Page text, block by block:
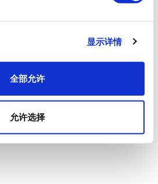
显示详情
全部允许
允许选择